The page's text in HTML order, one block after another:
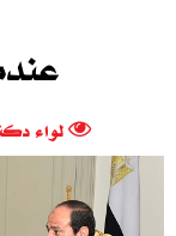
لواء